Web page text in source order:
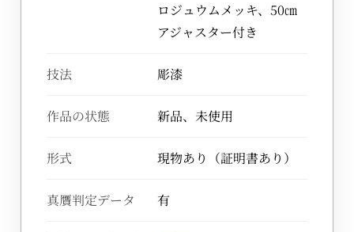
ロジュウムメッキ、50㎝
アジャスター付き
技法 彫漆
作品の状態 新品、未使用
形式 現物あり（証明書あり）
真贋判定データ 有